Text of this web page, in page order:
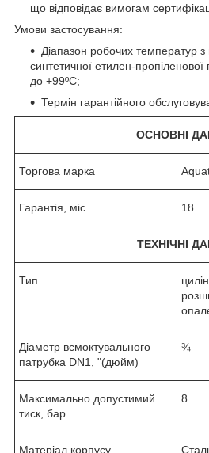
що відповідає вимогам
Умови застосування:
Діапазон робочих температур
синтетичної етилен-
до +99ºС;
Термін гарантійного
ОСНОВНІ
Торгова марка
Гарантія, міс 18
ТЕХНІЧНІ
Тип
Діаметр всмоктувального
патрубка DN1, "(дюйм)
¾
Максимально допустимий
тиск, бар
8
Матеріал корпусу